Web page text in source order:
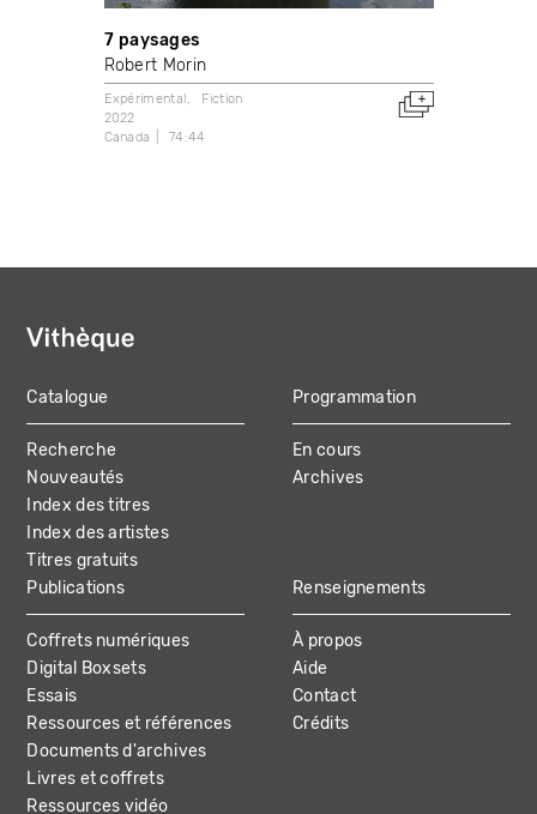
7 paysages
Robert Morin
Expérimental
Fiction
2022
Canada
74:44
MAIN
NAVIGATION
Catalogue
Recherche
Nouveautés
Index des titres
Index des artistes
Titres gratuits
Programmation
En cours
Archives
Publications
Coffrets numériques
Digital Boxsets
Essais
Ressources et références
Documents d'archives
Livres et coffrets
Ressources vidéo
Renseignements
À propos
Aide
Contact
Crédits